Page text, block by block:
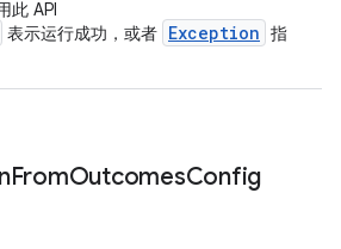
此 API
表示运行成功，或者 Exception 指
FromOutcomesConfig